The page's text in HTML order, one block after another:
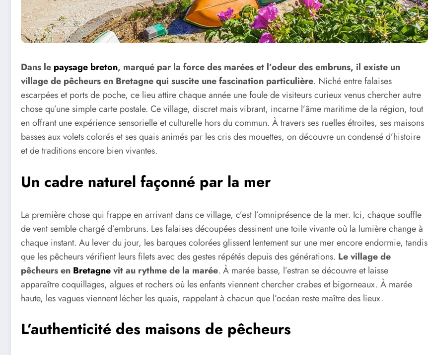
Dans le paysage breton, marqué par la force des marées et l’odeur des embruns, il existe un
village de pêcheurs en Bretagne qui suscite une fascination particulière. Niché entre falaises
escarpées et ports de poche, ce lieu attire chaque année une foule de visiteurs curieux venus chercher autre
chose qu’une simple carte postale. Ce village, discret mais vibrant, incarne l’âme maritime de la région, tout
en offrant une expérience sensorielle et culturelle hors du commun. À travers ses ruelles étroites, ses maisons
basses aux volets colorés et ses quais animés par les cris des mouettes, on découvre un condensé d’histoire
et de traditions encore bien vivantes.
Un cadre naturel façonné par la mer
La première chose qui frappe en arrivant dans ce village, c’est l’omniprésence de la mer. Ici, chaque souffle
de vent semble chargé d’embruns. Les falaises découpées dessinent une toile vivante où la lumière change à
chaque instant. Au lever du jour, les barques colorées glissent lentement sur une mer encore endormie, tandis
que les pêcheurs vérifient leurs filets avec des gestes répétés depuis des générations. Le village de
pêcheurs en Bretagnevit au rythme de la marée. À marée basse, l’estran se découvre et laisse
apparaître coquillages, algues et rochers où les enfants viennent chercher crabes et bigorneaux. À marée
haute, les vagues viennent lécher les quais, rappelant à chacun que l’océan reste maître des lieux.
L’authenticité des maisons de pêcheurs